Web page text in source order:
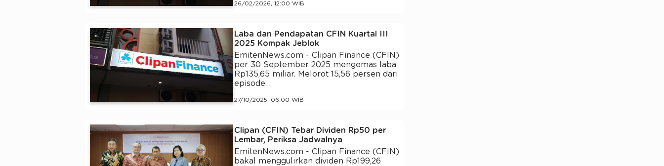
26/02/2026, 12:00 WIB
Laba dan Pendapatan CFIN Kuartal III
2025 Kompak Jeblok
EmitenNews.com - Clipan Finance (CFIN)
per 30 September 2025 mengemas laba
Rp135,65 miliar. Melorot 15,56 persen dari
episode…
27/10/2025, 06:00 WIB
Clipan (CFIN) Tebar Dividen Rp50 per
Lembar, Periksa Jadwalnya
EmitenNews.com - Clipan Finance (CFIN)
bakal menggulirkan dividen Rp199,26